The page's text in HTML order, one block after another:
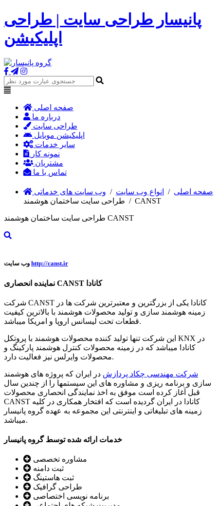
پانیسار طراحی سایت | طراحی
اپلیکیشن
صفحه اصلی
درباره ما
طراحی سایت
اپلیکیشن موبایل
سایر خدمات
نمونه کار
مشتریان
تماس با ما
صفحه اصلی / انواع وب سایت / وب سایت های خدماتی
/ طراحی سایت ساختمان هوشمند CANST
طراحی سایت ساختمان هوشمند CANST
http://canst.ir
نماینده انحصاری CANST کانادا
شرکت CANST کانادا یکی از بزرگترین و معتبرترین شرکت ها در
زمینه هوشمند سازی و تولید محصولات هوشمند با بالاترین کیفیت
قطعات تحت لیسانس اروپا و امریکا میباشد.
این شرکت تنها تولید کننده محصولات هوشمند با پروتکل KNX در
کانادا میباشد که در زمینه محصولات کنترل هوشمند پارکینگ و
محصولات وایرلس نیز فعالیت دارد.
شرکت مهندسی چکاد پردازش در ایران که پروژه های هوشمند
سازی و برنامه ریزی و مشاوره های این سیستمها را از چندین سال
قبل آغاز کرده است موفق به اخذ نمایندگی انحصاری محصولات
CANST کانادا در ایران گردیده است که افتخار همکاری در کلیه
زمینه های تبلیغاتی و اینترنتی این مجموعه به عهده گروه پانیسار
میباشد.
خدمات ارائه شده توسط گروه پانیسار
مشاوره تخصصی
ثبت دامنه
ثبت هاستینگ
طراحی گرافیک
برنامه نویسی اختصاصی